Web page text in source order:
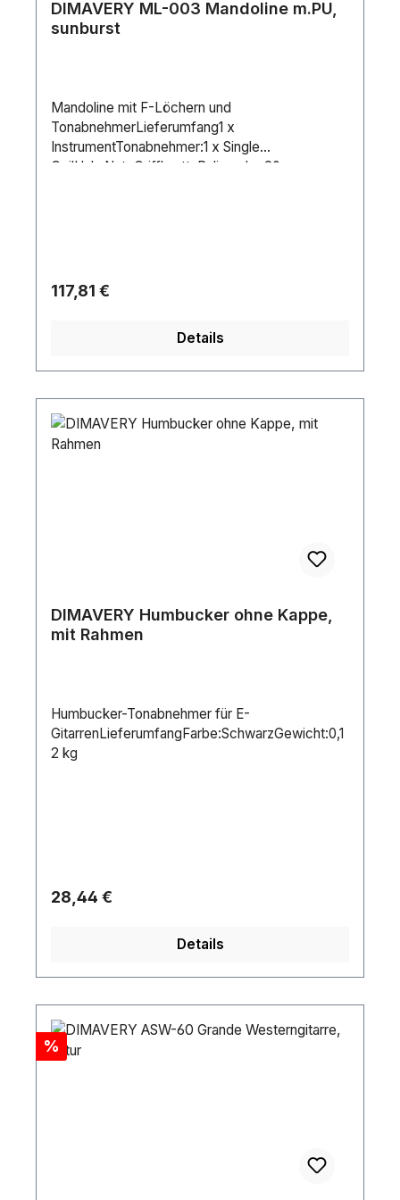
DIMAVERY ML-003 Mandoline m.PU,
sunburst
Mandoline mit F-Löchern und
TonabnehmerLieferumfang1 x
InstrumentTonabnehmer:1 x Single
CoilHals:NatoGriffbrett: Palisander 20
Regulärer Preis:
117,81 €
Details
DIMAVERY Humbucker ohne Kappe,
mit Rahmen
Humbucker-Tonabnehmer für E-
GitarrenLieferumfangFarbe:SchwarzGewicht:0,1
2 kg
Regulärer Preis:
28,44 €
Details
Rabatt
%